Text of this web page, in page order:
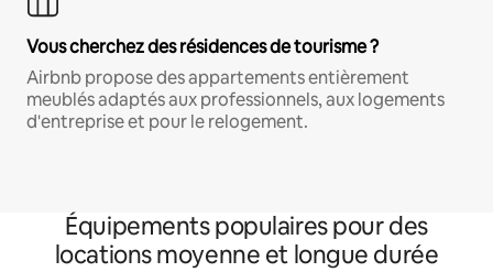
Vous cherchez des résidences de tourisme ?
Airbnb propose des appartements entièrement
meublés adaptés aux professionnels, aux logements
d'entreprise et pour le relogement.
Équipements populaires pour des
locations moyenne et longue durée